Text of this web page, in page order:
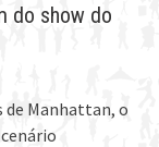
do show do
de Manhattan, o